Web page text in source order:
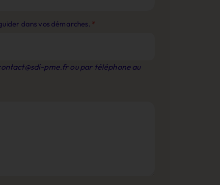
dans vos démarches. *
pme.frou par téléphone au